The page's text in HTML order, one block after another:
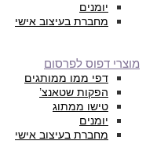
יומנים
מחברת בעיצוב אישי
מוצרי דפוס לפרסום
דפי ממו ממותגים
הפקות שטאנצ’
טישו ממתוג
יומנים
מחברת בעיצוב אישי